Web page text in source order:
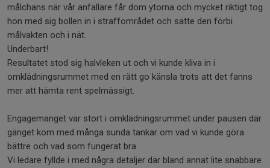
målchans när vår anfallare får dom ytorna och mycket riktigt tog
hon med sig bollen in i straffområdet och satte den förbi
målvakten och i nät.
Underbart!
Resultatet stod sig halvleken ut och vi kunde kliva in i
omklädningsrummet med en rätt go känsla trots att det fanns
mer att hämta rent spelmässigt.
Engagemanget var stort i omklädningsrummet under pausen där
gänget kom med många sunda tankar om vad vi kunde göra
bättre och vad som fungerat bra.
Vi ledare fyllde i med några detaljer där bland annat lite snabbare